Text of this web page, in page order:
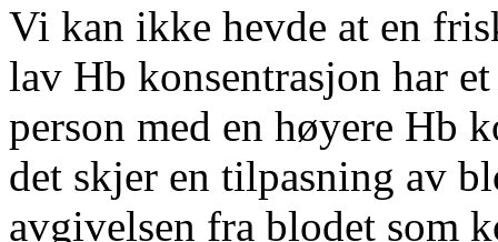
Vi kan ikke hevde at en
lav Hb konsentrasjon har
person med en høyere Hb
det skjer en tilpasning av
avgivelsen fra blodet som